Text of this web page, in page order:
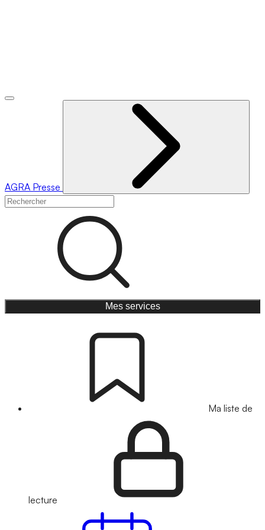
AGRA Presse
Mes services
Ma liste de
lecture